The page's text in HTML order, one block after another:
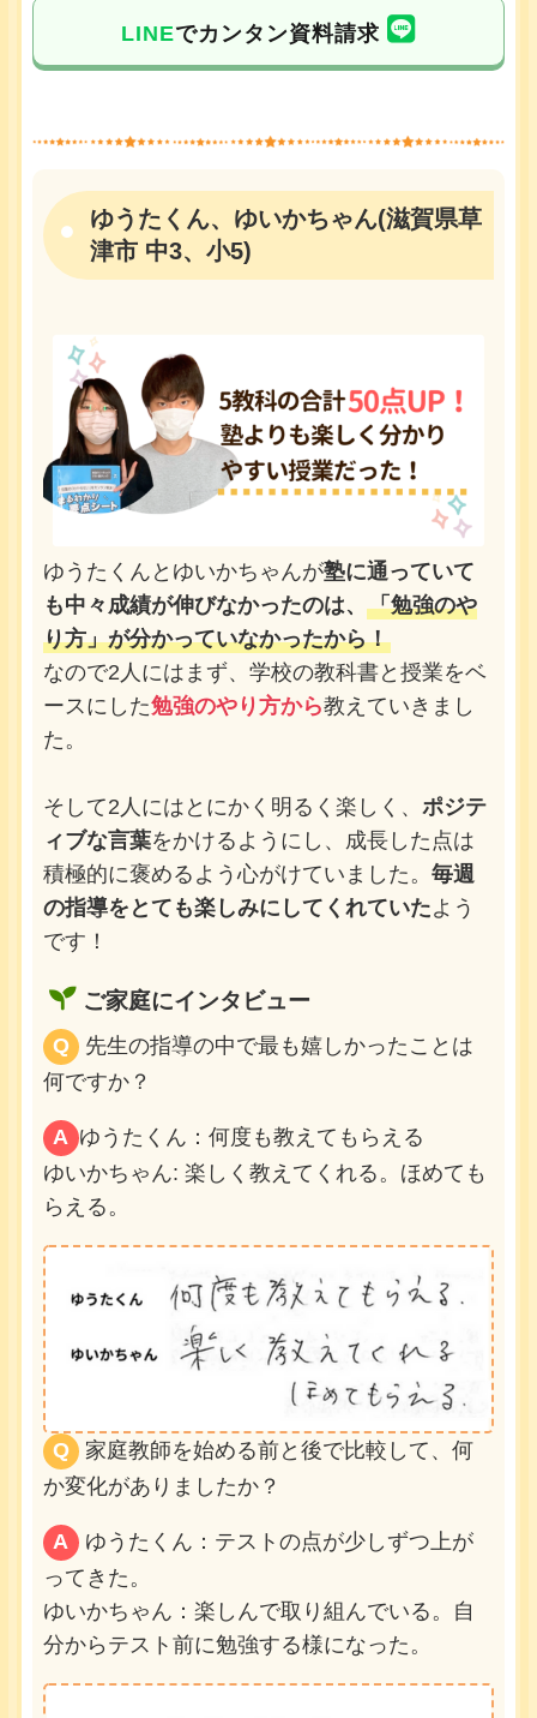
LINEでカンタン資料請求
ゆうたくん、ゆいかちゃん(滋賀県草
津市 中3、小5)
ゆうたくんとゆいかちゃんが塾に通っていて
も中々成績が伸びなかったのは、 「勉強のや
り方」が分かっていなかったから！
なので2人にはまず、学校の教科書と授業をベ
ースにした勉強のやり方から教えていきまし
た。
そして2人にはとにかく明るく楽しく、 ポジテ
ィブな言葉をかけるようにし、成長した点は
積極的に褒めるよう心がけていました。 毎週
の指導をとても楽しみにしてくれていたよう
です！
ご家庭にインタビュー
Q 先生の指導の中で最も嬉しかったことは
何ですか？
A ゆうたくん：何度も教えてもらえる
ゆいかちゃん: 楽しく教えてくれる。ほめても
らえる。
Q 家庭教師を始める前と後で比較して、何
か変化がありましたか？
A ゆうたくん：テストの点が少しずつ上が
ってきた。
ゆいかちゃん：楽しんで取り組んでいる。自
分からテスト前に勉強する様になった。